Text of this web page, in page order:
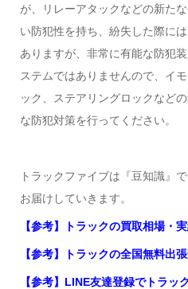
が、リレーアタックなどの新た
い防犯性を持ち、紛失した際に
ありますが、非常に有能な防犯
ステムではありませんので、イ
ック、ステアリングロックなど
な防犯対策を行ってください。
トラックファイブは『豆知識』
お届けしていきます。
【参考】トラックの買取相場・
【参考】トラックの全国無料出
【参考】LINE友達登録でトラッ